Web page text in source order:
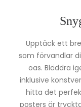
Upptäck ett
som förvandlar
oas. Bläddra
inklusive
hitta det
posters är